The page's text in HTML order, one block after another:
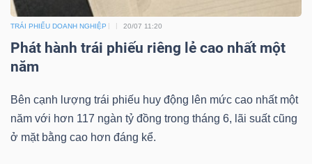
TRÁI PHIẾU DOANH NGHIỆP 20/07 11:20
Phát hành trái phiếu riêng lẻ cao nhất một
năm
Bên cạnh lượng trái phiếu huy động lên mức cao nhất một
năm với hơn 117 ngàn tỷ đồng trong tháng 6, lãi suất cũng
ở mặt bằng cao hơn đáng kể.